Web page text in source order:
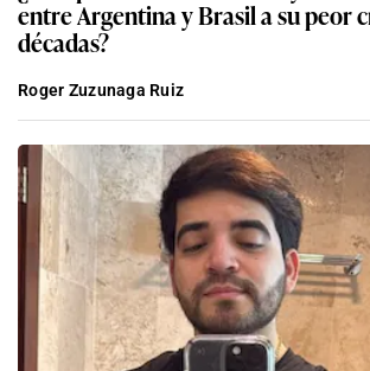
entre Argentina y Brasil a su peor
décadas?
Roger Zuzunaga Ruiz